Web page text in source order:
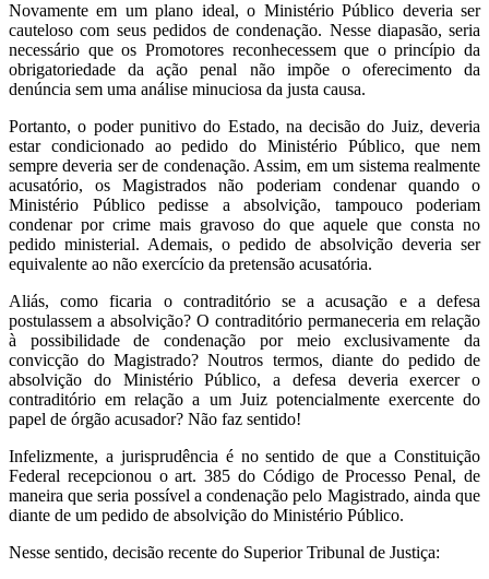
Novamente em um plano ideal, o Ministério Público deveria ser
cauteloso com seus pedidos de condenação. Nesse diapasão, seria
necessário que os Promotores reconhecessem que o princípio da
obrigatoriedade da ação penal não impõe o oferecimento da
denúncia sem uma análise minuciosa da justa causa.
Portanto, o poder punitivo do Estado, na decisão do Juiz, deveria
estar condicionado ao pedido do Ministério Público, que nem
sempre deveria ser de condenação. Assim, em um sistema realmente
acusatório, os Magistrados não poderiam condenar quando o
Ministério Público pedisse a absolvição, tampouco poderiam
condenar por crime mais gravoso do que aquele que consta no
pedido ministerial. Ademais, o pedido de absolvição deveria ser
equivalente ao não exercício da pretensão acusatória.
Aliás, como ficaria o contraditório se a acusação e a defesa
postulassem a absolvição? O contraditório permaneceria em relação
à possibilidade de condenação por meio exclusivamente da
convicção do Magistrado? Noutros termos, diante do pedido de
absolvição do Ministério Público, a defesa deveria exercer o
contraditório em relação a um Juiz potencialmente exercente do
papel de órgão acusador? Não faz sentido!
Infelizmente, a jurisprudência é no sentido de que a Constituição
Federal recepcionou o art. 385 do Código de Processo Penal, de
maneira que seria possível a condenação pelo Magistrado, ainda que
diante de um pedido de absolvição do Ministério Público.
Nesse sentido, decisão recente do Superior Tribunal de Justiça: